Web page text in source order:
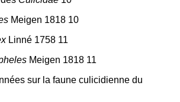
Meigen 1818 10
Linné 1758 11
Meigen 1818 11
sur la faune culicidienne du